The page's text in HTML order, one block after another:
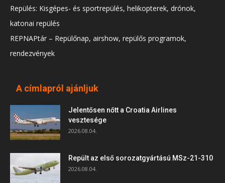
Repülés: Kisgépes- és sportrepülés, helikopterek, drónok,
katonai repülés
REPNAPtár – Repülőnap, airshow, repülős programok,
rendezvények
A címlapról ajánljuk
Jelentősen nőtt a Croatia Airlines
vesztesége
2026.08.04.
Repült az első sorozatgyártású MSz-21-310
2026.08.04.